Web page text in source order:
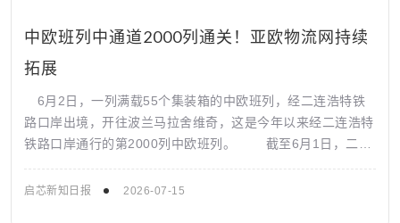
中欧班列中通道2000列通关！亚欧物流网持续
拓展
6月2日，一列满载55个集装箱的中欧班列，经二连浩特铁
路口岸出境，开往波兰马拉舍维奇，这是今年以来经二连浩特
铁路口岸通行的第2000列中欧班列。 截至6月1日，二连
启芯新知日报 2026-07-15